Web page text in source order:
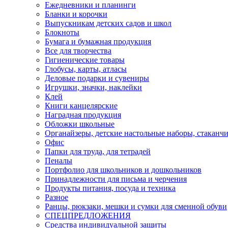
Ежедневники и планинги
Бланки и корочки
Выпускникам детских садов и школ
Блокноты
Бумага и бумажная продукция
Все для творчества
Гигиенические товары
Глобусы, карты, атласы
Деловые подарки и сувениры
Игрушки, значки, наклейки
Клей
Книги канцелярские
Наградная продукция
Обложки школьные
Органайзеры, детские настольные наборы,
Офис
Папки для труда, для тетрадей
Пеналы
Портфолио для школьников и дошкольников
Принадлежности для письма и черчения
Продукты питания, посуда и техника
Разное
Ранцы, рюкзаки, мешки и сумки для сменной обуви
СПЕЦПРЕДЛОЖЕНИЯ
Средства индивидуальной защиты